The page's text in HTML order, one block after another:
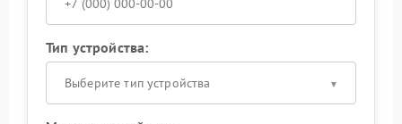
Тип устройства:
Выберите тип устройства